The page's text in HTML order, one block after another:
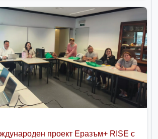
проект Еразъм+ RISE с